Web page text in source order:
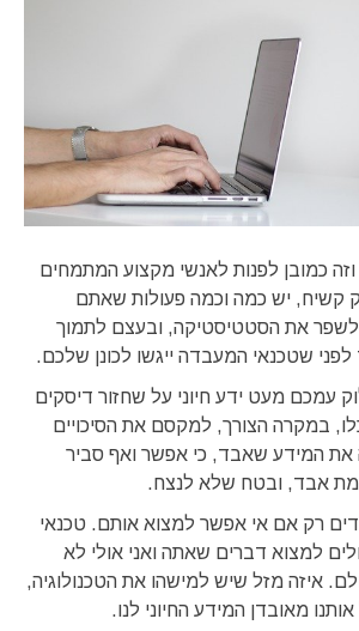
כמובן לפנות לאנשי מקצוע המתמחים
קשיח, יש כמה וכמה פעולות שאתם
לשפר את הסטטיסטיקה, ובעצם לתמוך
שטכנאי המעבדה ייגשו לכונן שלכם.
עמכם מעט ידע חיוני על שחזור דיסקים
במקרה הצורך, למקסם את הסיכויים
המידע שאבד, כי אפשר ואף סביר
אבד, ובטח שלא לנצח.
רק אם אי אפשר למצוא אותם. טכנאי
למצוא דברים שאתה ואני אולי לא
איזה מזל שיש למישהו את הטכנולוגיה,
מאובדן המידע החיוני לנו.